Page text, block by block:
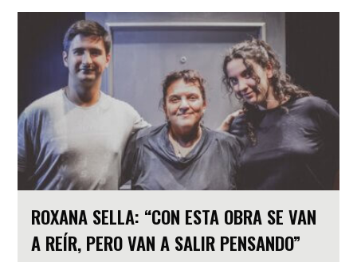
ROXANA SELLA: “CON ESTA OBRA SE VAN
A REÍR, PERO VAN A SALIR PENSANDO”